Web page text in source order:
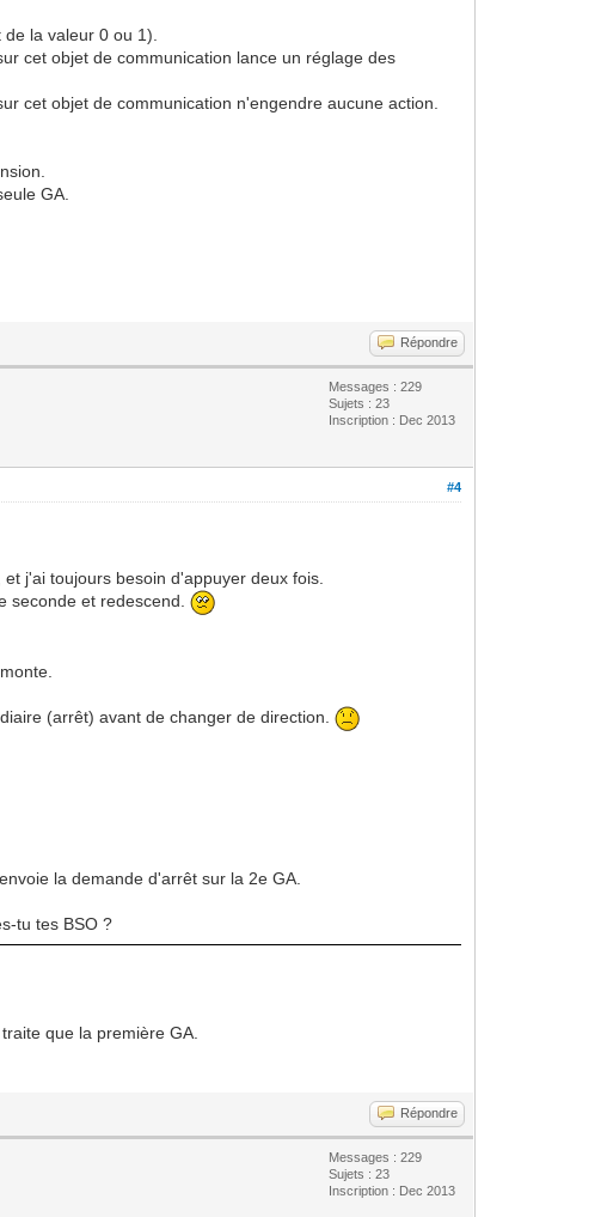
la valeur 0 ou 1).
cet objet de communication lance un réglage des
cet objet de communication n'engendre aucune action.
GA.
Répondre
Messages : 229
Sujets : 23
Inscription : Dec 2013
#4
j'ai toujours besoin d'appuyer deux fois.
seconde et redescend.
(arrêt) avant de changer de direction.
la demande d'arrêt sur la 2e GA.
tu tes BSO ?
que la première GA.
Répondre
Messages : 229
Sujets : 23
Inscription : Dec 2013